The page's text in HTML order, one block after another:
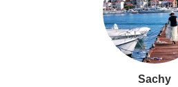
Sachy